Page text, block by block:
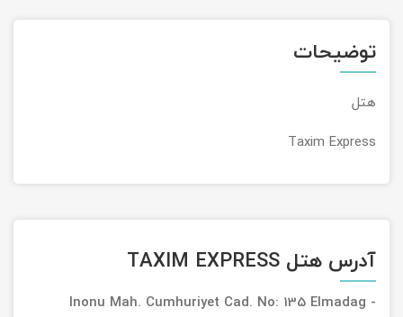
توضیحات
هتل
Taxim Express
آدرس هتل TAXIM EXPRESS
Inonu Mah. Cumhuriyet Cad. No: 135 Elmadag -
تور آفرود